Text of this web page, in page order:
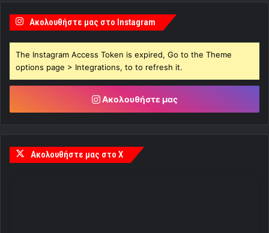
Ακολουθήστε μας στο Instagram
The Instagram Access Token is expired, Go to the Theme
options page > Integrations, to to refresh it.
Ακολουθήστε μας
Ακολουθήστε μας στο X